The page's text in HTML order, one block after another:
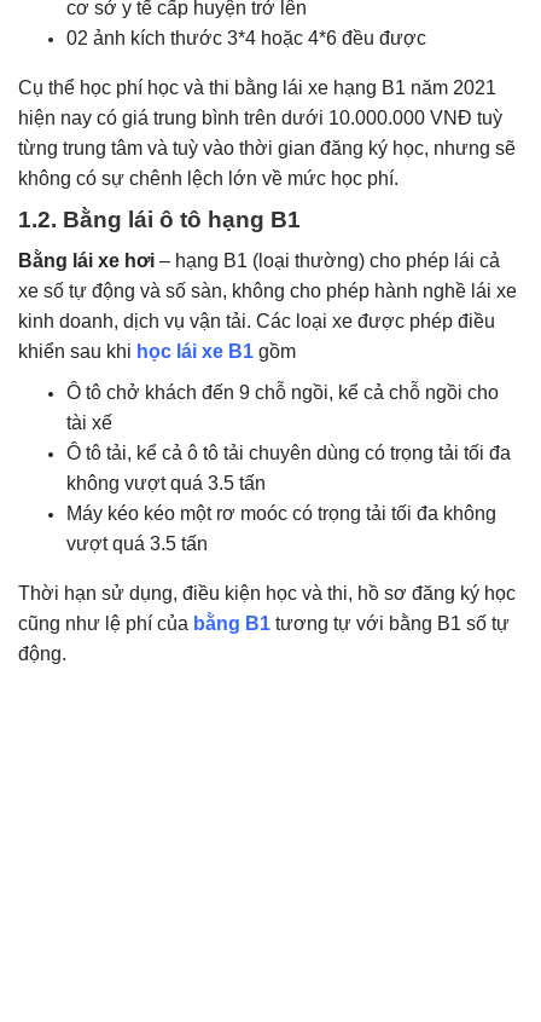
cơ sở y tế cấp huyện trở lên
02 ảnh kích thước 3*4 hoặc 4*6 đều được
Cụ thể học phí học và thi bằng lái xe hạng B1 năm 2021
hiện nay có giá trung bình trên dưới 10.000.000 VNĐ tuỳ
từng trung tâm và tuỳ vào thời gian đăng ký học, nhưng sẽ
không có sự chênh lệch lớn về mức học phí.
1.2. Bằng lái ô tô hạng B1
Bằng lái xe hơi – hạng B1 (loại thường) cho phép lái cả
xe số tự động và số sàn, không cho phép hành nghề lái xe
kinh doanh, dịch vụ vận tải. Các loại xe được phép điều
khiển sau khi học lái xe B1 gồm
Ô tô chở khách đến 9 chỗ ngồi, kể cả chỗ ngồi cho
tài xế
Ô tô tải, kể cả ô tô tải chuyên dùng có trọng tải tối đa
không vượt quá 3.5 tấn
Máy kéo kéo một rơ moóc có trọng tải tối đa không
vượt quá 3.5 tấn
Thời hạn sử dụng, điều kiện học và thi, hồ sơ đăng ký học
cũng như lệ phí của bằng B1 tương tự với bằng B1 số tự
động.